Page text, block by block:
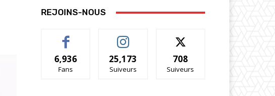
REJOINS-NOUS
6,936
Fans
25,173
Suiveurs
708
Suiveurs